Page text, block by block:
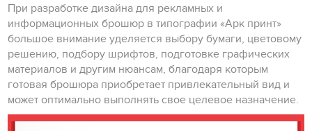
При разработке дизайна для рекламных и
информационных брошюр в типографии «Арк принт»
большое внимание уделяется выбору бумаги, цветовому
решению, подбору шрифтов, подготовке графических
материалов и другим нюансам, благодаря которым
готовая брошюра приобретает привлекательный вид и
может оптимально выполнять свое целевое назначение.